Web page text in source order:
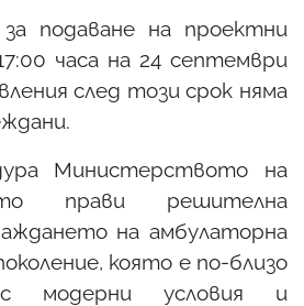
подаване на проектни
часа на 24 септември
след този срок няма
Министерството на
прави решителна
на амбулаторна
която е по-близо
модерни условия и